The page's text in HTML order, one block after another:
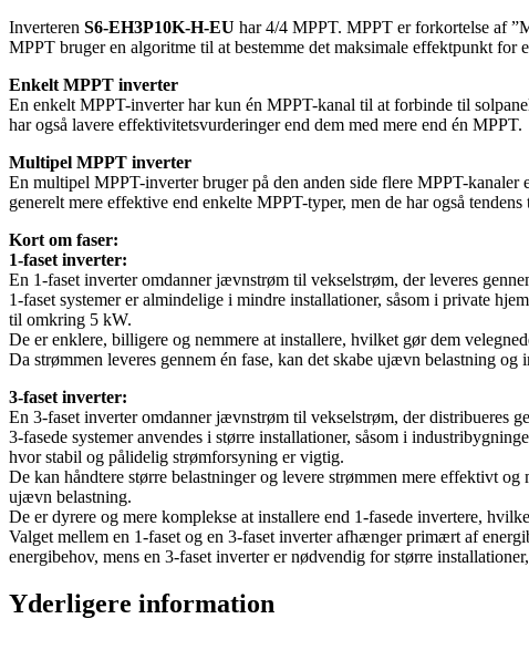
Inverteren S6-EH3P10K-H-EU har 4/4 MPPT. MPPT er forkortelse af
MPPT bruger en algoritme til at bestemme det maksimale effektpunkt for
Enkelt MPPT inverter
En enkelt MPPT-inverter har kun én MPPT-kanal til at forbinde til
har også lavere effektivitetsvurderinger end dem med mere end én MPPT.
Multipel MPPT inverter
En multipel MPPT-inverter bruger på den anden side flere MPPT-
generelt mere effektive end enkelte MPPT-typer, men de har også
Kort om faser:
1-faset inverter:
En 1-faset inverter omdanner jævnstrøm til vekselstrøm, der leveres
1-faset systemer er almindelige i mindre installationer, såsom i private
til omkring 5 kW.
De er enklere, billigere og nemmere at installere, hvilket gør dem
Da strømmen leveres gennem én fase, kan det skabe ujævn belastning
3-faset inverter:
En 3-faset inverter omdanner jævnstrøm til vekselstrøm, der distribueres
3-fasede systemer anvendes i større installationer, såsom i
hvor stabil og pålidelig strømforsyning er vigtig.
De kan håndtere større belastninger og levere strømmen mere effektivt
ujævn belastning.
De er dyrere og mere komplekse at installere end 1-fasede invertere,
Valget mellem en 1-faset og en 3-faset inverter afhænger primært af
energibehov, mens en 3-faset inverter er nødvendig for større
Yderligere information